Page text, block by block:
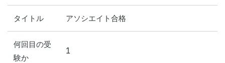
タイトル アソシエイト合格
何回目の受
験か
1